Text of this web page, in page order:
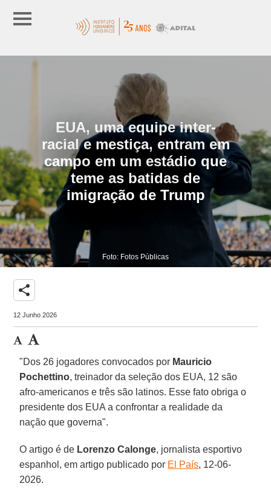
EUA, uma equipe inter-
racial e mestiça, entram em
campo em um estádio que
teme as batidas de
imigração de Trump
Foto: Fotos Públicas
share
12 Junho 2026
"Dos 26 jogadores convocados por Mauricio
Pochettino, treinador da seleção dos EUA, 12 são
afro-americanos e três são latinos. Esse fato obriga o
presidente dos EUA a confrontar a realidade da
nação que governa".
O artigo é de Lorenzo Calonge, jornalista esportivo
espanhol, em artigo publicado por El País, 12-06-
2026.